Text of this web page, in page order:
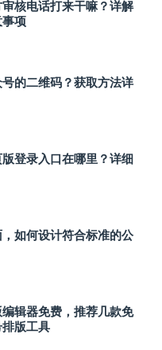
核电话打来干嘛？详解
项
的二维码？获取方法详
登录入口在哪里？详细
如何设计符合标准的公
辑器免费，推荐几款免
版工具